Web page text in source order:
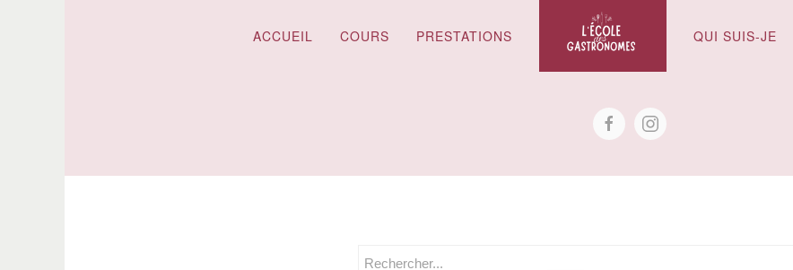
ACCUEIL COURS PRESTATIONS QUI SUIS-JE